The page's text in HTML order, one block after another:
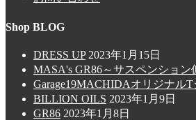
Shop BLOG
DRESS UP 2023年1月15日
MASA's GR86～サスペンション
Garage19MACHIDAオリジナルT
BILLION OILS 2023年1月9日
GR86 2023年1月8日